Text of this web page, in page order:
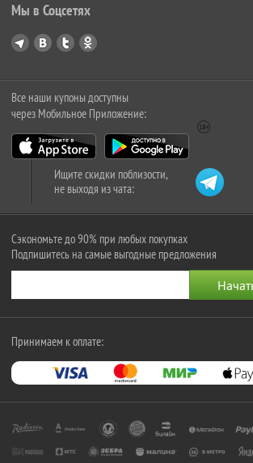
Мы в Соцсетях
Все наши купоны доступны
через Мобильное Приложение:
Ищите скидки поблизости,
не выходя из чата:
Сэкономьте до 90% при любых покупках
Подпишитесь на самые выгодные предложения
Принимаем к оплате: